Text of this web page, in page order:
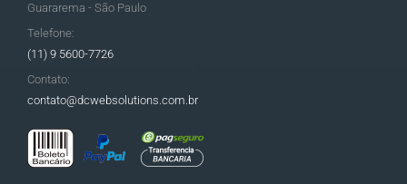
Guararema - São Paulo
Telefone:
(11) 9 5600-7726
Contato:
contato@dcwebsolutions.com.br